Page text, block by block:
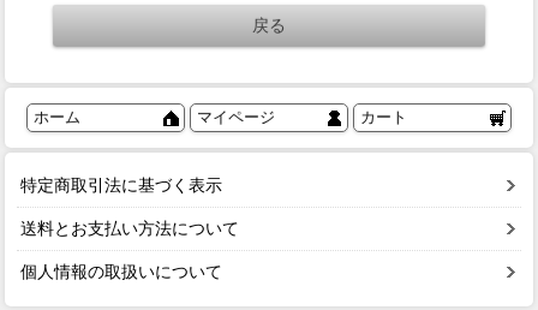
ホーム マイページ カート
特定商取引法に基づく表示
送料とお支払い方法について
個人情報の取扱いについて